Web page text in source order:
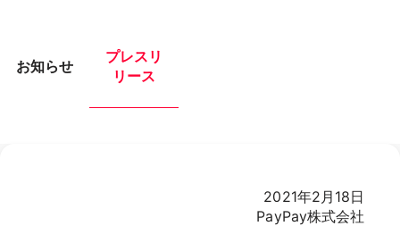
お知らせ
プレスリ
リース
2021年2月18日
PayPay株式会社